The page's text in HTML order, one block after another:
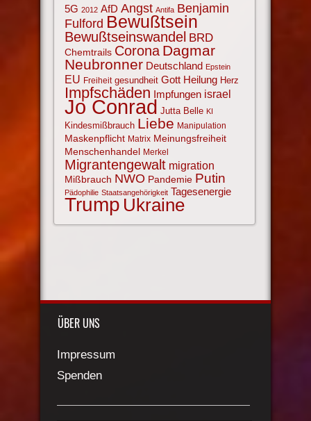
5G 2012 AfD Angst Antifa Benjamin
Fulford Bewußtsein
Bewußtseinswandel BRD
Chemtrails Corona Dagmar
Neubronner Deutschland Epstein
EU Freiheit gesundheit Gott Heilung Herz
Impfschäden Impfungen israel
Jo Conrad Jutta Belle KI
Kindesmißbrauch Liebe Manipulation
Maskenpflicht Matrix Meinungsfreiheit
Menschenhandel Merkel
Migrantengewalt migration
Mißbrauch NWO Pandemie Putin
Pädophilie Staatsangehörigkeit Tagesenergie
Trump Ukraine
ÜBER UNS
Impressum
Spenden